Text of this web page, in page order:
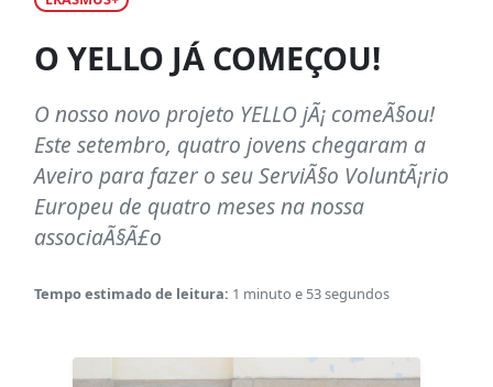
O YELLO JÁ COMEÇOU!
O nosso novo projeto YELLO jÃ¡ comeÃ§ou!
Este setembro, quatro jovens chegaram a
Aveiro para fazer o seu ServiÃ§o VoluntÃ¡rio
Europeu de quatro meses na nossa
associaÃ§Ã£o
Tempo estimado de leitura: 1 minuto e 53 segundos